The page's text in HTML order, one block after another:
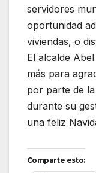
servidores
oportunidad
viviendas, o
El alcalde
más para
por parte de
durante su
una feliz
Comparte esto: